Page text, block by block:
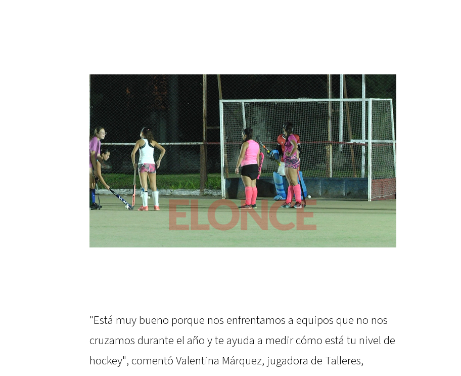
"Está muy bueno porque nos enfrentamos a equipos que no nos
cruzamos durante el año y te ayuda a medir cómo está tu nivel de
hockey", comentó Valentina Márquez, jugadora de Talleres,